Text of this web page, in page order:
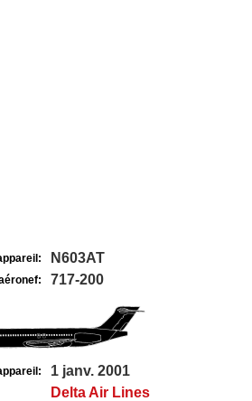
N603AT
717-200
1 janv. 2001
Delta Air Lines